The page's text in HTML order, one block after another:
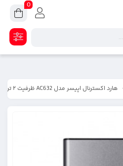
هارد اکسترنال اپیسر مدل AC632 ظرفیت ۲ ترابایت
0